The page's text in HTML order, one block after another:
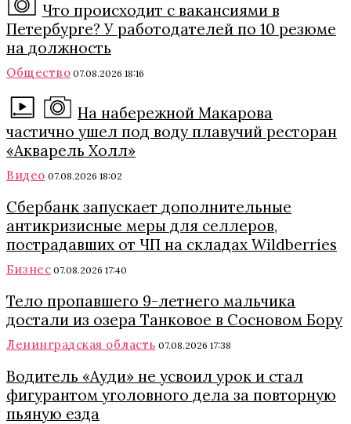
Что происходит с вакансиями в
Петербурге? У работодателей по 10 резюме
на должность
Общество 07.08.2026 18:16
На набережной Макарова
частично ушел под воду плавучий ресторан
«Акварель Холл»
Видео 07.08.2026 18:02
Сбербанк запускает дополнительные
антикризисные меры для селлеров,
пострадавших от ЧП на складах Wildberries
Бизнес 07.08.2026 17:40
Тело пропавшего 9-летнего мальчика
достали из озера Танковое в Сосновом Бору
Ленинградская область 07.08.2026 17:38
Водитель «Ауди» не усвоил урок и стал
фигурантом уголовного дела за повторную
пьяную езда